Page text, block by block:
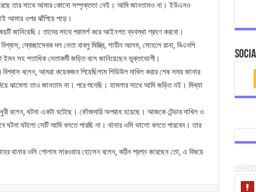
করেছে তার সাথে আমার কোনো সম্পৃক্ততা নেই। আমি জানতামও না। ইউএনও
আমার ওপর ঝাঁপিয়ে পড়ে।
জানিয়েছি। তাদের সাথে পরামর্শ করে আইনগত ব্যবস্থা গ্রহণ করবো।
স্বেচ্ছাসেবক দল নেতা বাবলু মিস্ত্রি, শাহীন আলম, সোহলে রানা, বিএনপি
ইমন সহ শতাধিক নেতাকর্মী জড়িত বলে জানিয়েছেন ভুক্তভোগী।
বলেন, আমরা কয়েকজন গিয়েছিলাম শিডিউল দাখিল করার শেষ সময় জানার
ঝামেলা তাও জানতাম না। পরে শুনেছি। হামলার সাথে আমি জড়িত নই। মিথ্যা
বলেন, ঘটনা একটা ঘটেছে। ফৌজদারি অপরাধ হয়েছে। আজকে টেন্ডার দাখিল ও
ঘটলো সেটি আমি বলতে পারছি না। থানার ওসি ভালো বলতে পারবেন। তার
থানার ওসি গোলাম সারওয়ার হোসেন বলেন, কঠিন প্রশ্ন করেছেন তো, এ বিষয়ে